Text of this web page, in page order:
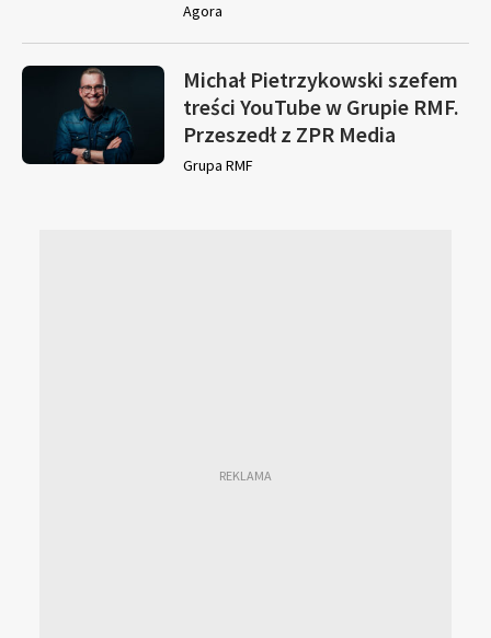
Agora
Michał Pietrzykowski szefem
treści YouTube w Grupie RMF.
Przeszedł z ZPR Media
Grupa RMF